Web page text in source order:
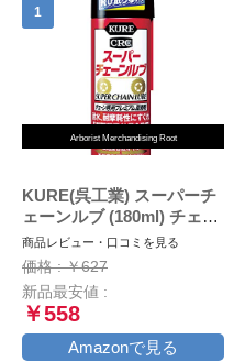
Arborist Merchandising Root
KURE(呉工業) スーパーチ
ェーンルブ (180ml) チェー
ン専用プレミアム潤滑剤 [
品番 ] 1068 [HTRC2.1]
商品レビュー・口コミを見る
価格 : ￥627
新品最安値 :
￥558
Amazonで見る